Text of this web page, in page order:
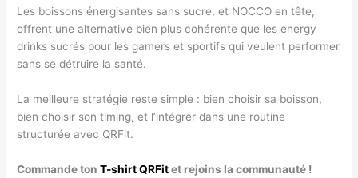
Les boissons énergisantes sans sucre, et NOCCO en tête,
offrent une alternative bien plus cohérente que les energy
drinks sucrés pour les gamers et sportifs qui veulent performer
sans se détruire la santé.
La meilleure stratégie reste simple : bien choisir sa boisson,
bien choisir son timing, et l’intégrer dans une routine
structurée avec QRFit.
Commande tonT-shirt QRFitet rejoins la communauté !